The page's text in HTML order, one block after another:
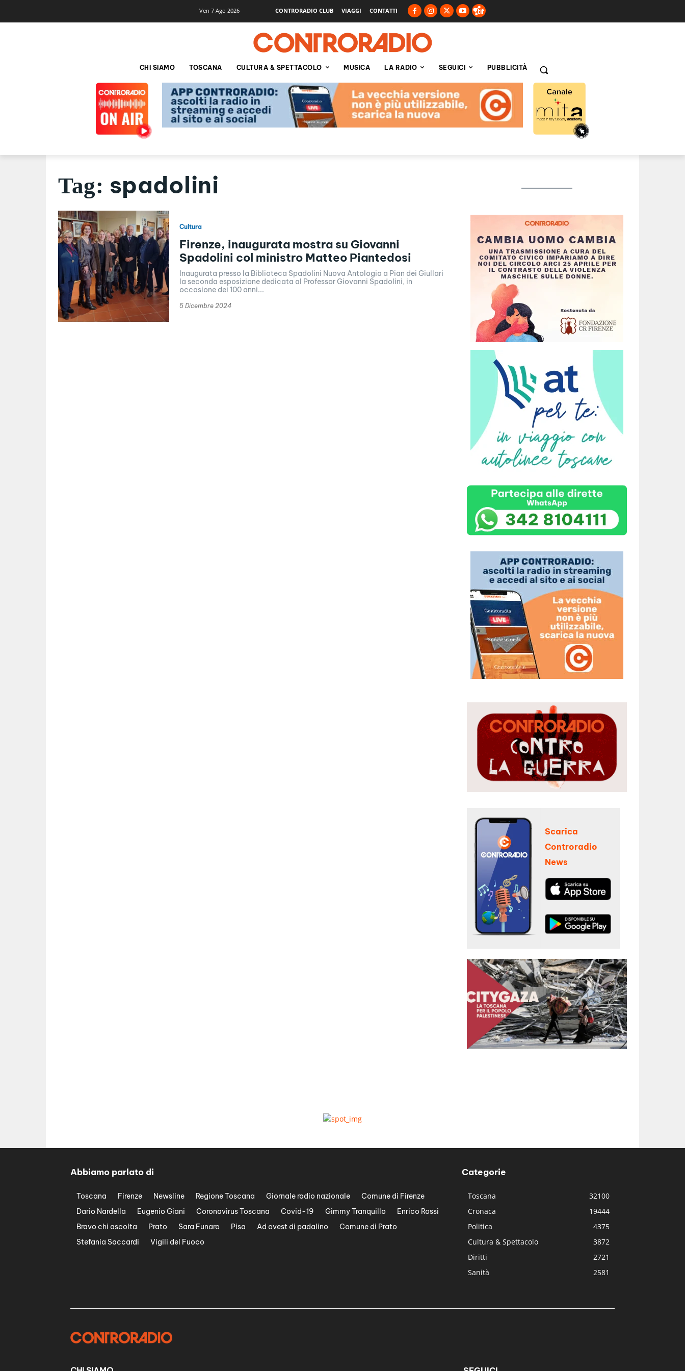
Ven 7 Ago 2026 CONTRORADIO CLUB VIAGGI CONTATTI
CHI SIAMO TOSCANA CULTURA & SPETTACOLO MUSICA LA RADIO SEGUICI PUBBLICITÀ
Tag: spadolini
Cultura
Firenze, inaugurata mostra su Giovanni
Spadolini col ministro Matteo Piantedosi
Inaugurata presso la Biblioteca Spadolini Nuova Antologia a Pian dei Giullari
la seconda esposizione dedicata al Professor Giovanni Spadolini, in
occasione dei 100 anni...
5 Dicembre 2024
Scarica
Controradio
News
Abbiamo parlato di
Toscana Firenze Newsline Regione Toscana Giornale radio nazionale
Comune di Firenze
Dario Nardella
Eugenio Giani Coronavirus Toscana Covid-19 Gimmy Tranquillo
Enrico Rossi
Bravo chi ascolta
Prato Sara Funaro Pisa Ad ovest di padalino
Comune di Prato
Stefania Saccardi
Vigili del Fuoco
Categorie
Toscana
32100
Cronaca
19444
Politica
4375
Cultura & Spettacolo
3872
Diritti
2721
Sanità
2581